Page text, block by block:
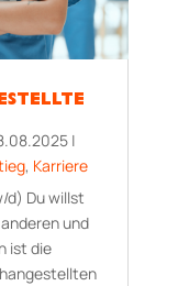
|
, Karriere
d) Du willst
und
ist die